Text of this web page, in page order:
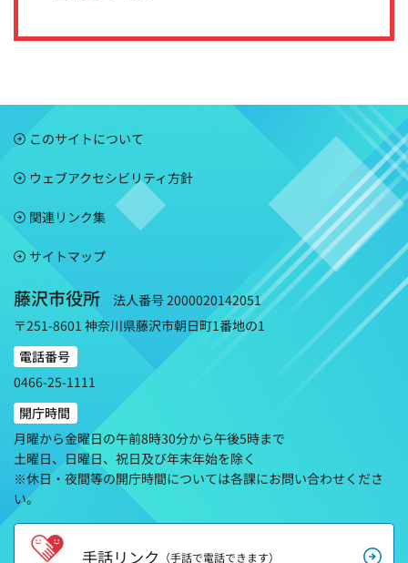
このサイトについて
ウェブアクセシビリティ方針
関連リンク集
サイトマップ
藤沢市役所
法人番号 2000020142051
〒251-8601 神奈川県藤沢市朝日町1番地の1
電話番号
0466-25-1111
開庁時間
月曜から金曜日の午前8時30分から午後5時まで
土曜日、日曜日、祝日及び年末年始を除く
※休日・夜間等の開庁時間については各課にお問い合わせくださ
い。
手話リンク （手話で電話できます）